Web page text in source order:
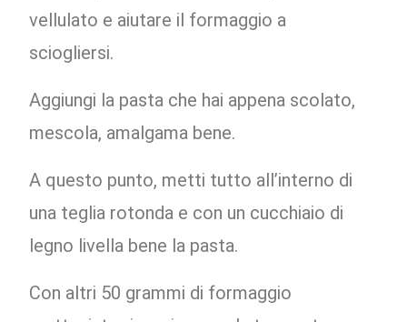
vellulato e aiutare il formaggio a
sciogliersi.
Aggiungi la pasta che hai appena scolato,
mescola, amalgama bene.
A questo punto, metti tutto all’interno di
una teglia rotonda e con un cucchiaio di
legno livella bene la pasta.
Con altri 50 grammi di formaggio